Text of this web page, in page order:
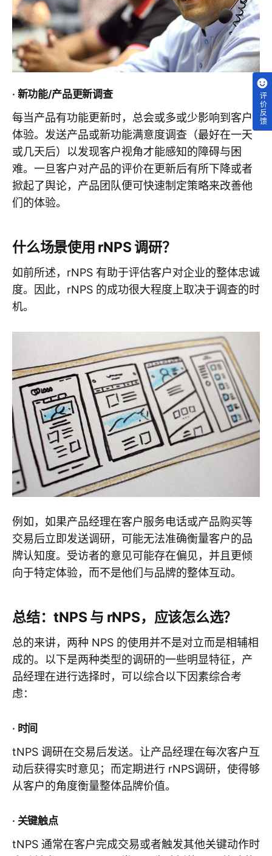
· 新功能/产品更新调查
每当产品有功能更新时，总会或多或少影响到客户
体验。发送产品或新功能满意度调查（最好在一天
或几天后）以发现客户视角才能感知的障碍与困
难。一旦客户对产品的评价在更新后有所下降或者
掀起了舆论，产品团队便可快速制定策略来改善他
们的体验。
什么场景使用 rNPS 调研？
如前所述，rNPS 有助于评估客户对企业的整体忠诚
度。因此，rNPS 的成功很大程度上取决于调查的时
机。
例如，如果产品经理在客户服务电话或产品购买等
交易后立即发送调研，可能无法准确衡量客户的品
牌认知度。受访者的意见可能存在偏见，并且更倾
向于特定体验，而不是他们与品牌的整体互动。
总结：tNPS 与 rNPS，应该怎么选？
总的来讲，两种 NPS 的使用并不是对立而是相辅相
成的。以下是两种类型的调研的一些明显特征，产
品经理在进行选择时，可以综合以下因素综合考
虑：
· 时间
tNPS 调研在交易后发送。让产品经理在每次客户互
动后获得实时意见；而定期进行 rNPS调研，使得够
从客户的角度衡量整体品牌价值。
· 关键触点
tNPS 通常在客户完成交易或者触发其他关键动作时
评价反馈